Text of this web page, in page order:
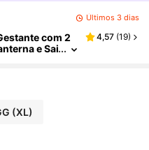
Últimos 3 dias
com 2
e Sai
4,57 (19)
(XL)